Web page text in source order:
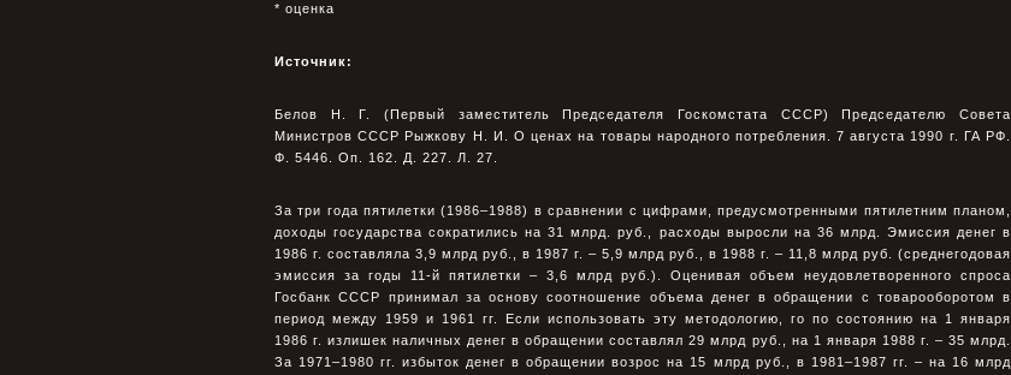
* оценка
Источник:
Белов Н. Г. (Первый заместитель Председателя Госкомстата СССР) Председателю Совета
Министров СССР Рыжкову Н. И. О ценах на товары народного потребления. 7 августа 1990 г. ГА РФ.
Ф. 5446. Оп. 162. Д. 227. Л. 27.
За три года пятилетки (1986–1988) в сравнении с цифрами, предусмотренными пятилетним планом,
доходы государства сократились на 31 млрд. руб., расходы выросли на 36 млрд. Эмиссия денег в
1986 г. составляла 3,9 млрд руб., в 1987 г. – 5,9 млрд руб., в 1988 г. – 11,8 млрд руб. (среднегодовая
эмиссия за годы 11-й пятилетки – 3,6 млрд руб.). Оценивая объем неудовлетворенного спроса
Госбанк СССР принимал за основу соотношение объема денег в обращении с товарооборотом в
период между 1959 и 1961 гг. Если использовать эту методологию, го по состоянию на 1 января
1986 г. излишек наличных денег в обращении составлял 29 млрд руб., на 1 января 1988 г. – 35 млрд.
За 1971–1980 гг. избыток денег в обращении возрос на 15 млрд руб., в 1981–1987 гг. – на 16 млрд